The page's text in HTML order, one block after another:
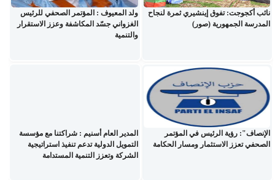
نائب أكجوجت: تفوق إينشيري ثمرة لنجاح
المدرسة الجمهورية (صور)
ولد المعيوف : المؤتمر الصحفي للرئيس
الغزواني جسّد المكاشفة وعزز الاستقرار
والتنمية
الإنصاف": رؤية الرئيس في المؤتمر
الصحفي تعزز الاستثمار ومسار الحكامة
المدير العام أسنيم : شراكتنا مع مؤسسة
التمويل الدولية تدعم تنفيذ استراتيجية
الشركة وتعزز التنمية المستدامة